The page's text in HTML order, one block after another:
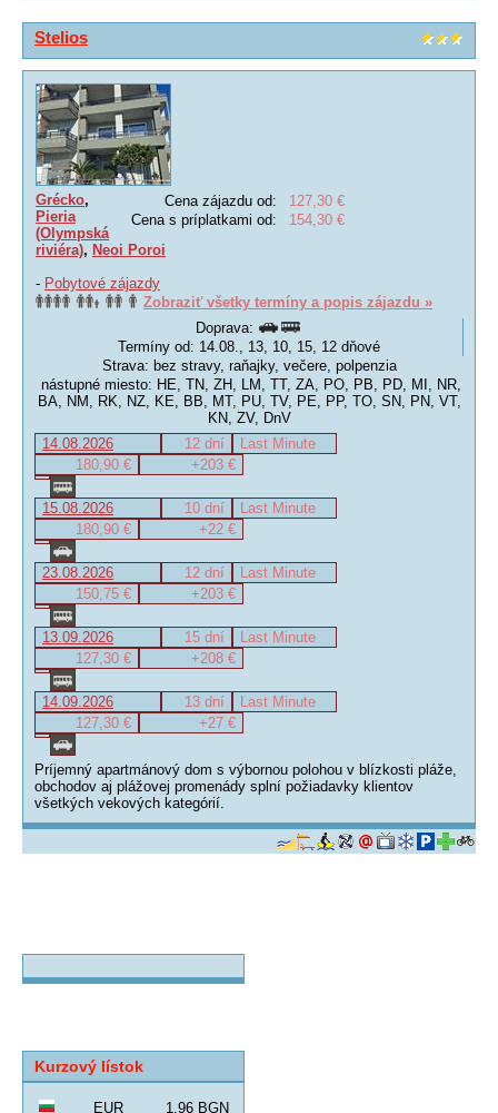
Stelios
Cena zájazdu od:
127,30 €
Cena s príplatkami od:
154,30 €
Grécko,
Pieria
(Olympská
riviéra), Neoi Poroi
- Pobytové zájazdy
Zobraziť všetky termíny a popis zájazdu »
Doprava:
Termíny od: 14.08., 13, 10, 15, 12 dňové
Strava: bez stravy, raňajky, večere, polpenzia
nástupné miesto: HE, TN, ZH, LM, TT, ZA, PO, PB, PD, MI, NR,
BA, NM, RK, NZ, KE, BB, MT, PU, TV, PE, PP, TO, SN, PN, VT,
KN, ZV, DnV
14.08.2026
12 dní
Last Minute
180,90 €
+203 €
15.08.2026 10 dní
Last Minute
180,90 €
+22 €
23.08.2026 12 dní
Last Minute
150,75 €
+203 €
13.09.2026 15 dní
Last Minute
127,30 €
+208 €
14.09.2026 13 dní
Last Minute
127,30 €
+27 €
Príjemný apartmánový dom s výbornou polohou v blízkosti pláže,
obchodov aj plážovej promenády splní požiadavky klientov
všetkých vekových kategórií.
Kurzový lístok
EUR 1,96 BGN